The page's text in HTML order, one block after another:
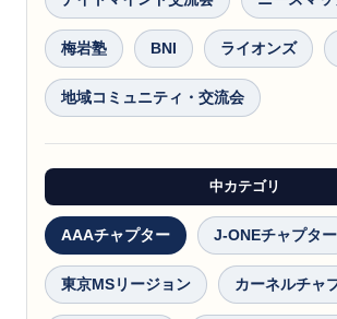
梅岩塾 BNI ライオンズ
地域コミュニティ・交流会
中カテゴリ
AAAチャプター J-ONEチャプター
東京MSリージョン カーネルチャ